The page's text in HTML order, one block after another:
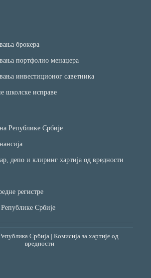
брокера
портфолио менаџера
инвестиционог саветника
школске исправе
Републике Србије
депо и клиринг хартија од вредности
регистре
Србије
Србија | Комисија за хартије од
вредности